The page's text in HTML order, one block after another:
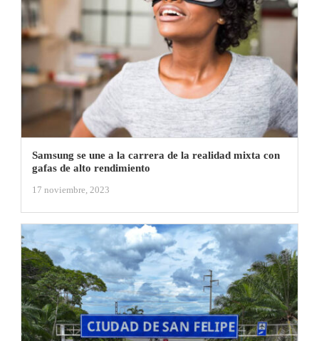
Samsung se une a la carrera de la realidad mixta con
gafas de alto rendimiento
17 noviembre, 2023